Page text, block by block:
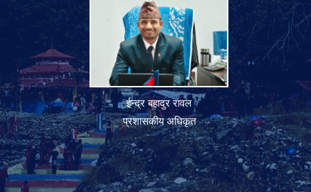
ईन्द्र बहादुर रावल
प्रशासकीय अधिकृत